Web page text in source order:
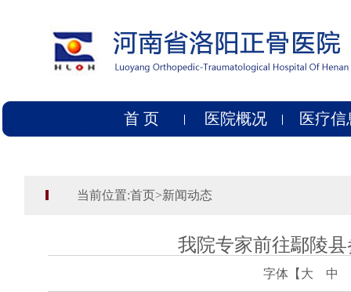
首 页 医院概况 医疗信
当前位置:首页>新闻动态
我院专家前往鄢陵
字体【 大 中